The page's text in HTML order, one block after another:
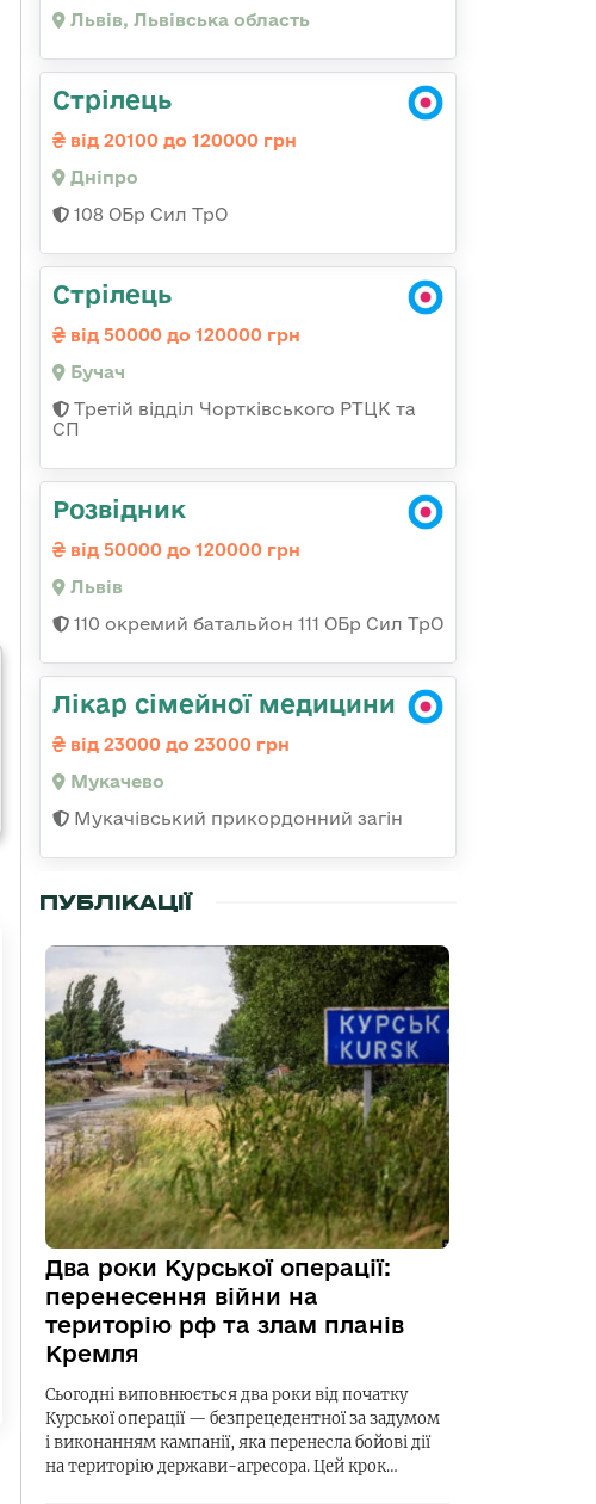
Львів, Львівська область
Стрілець
від 20100 до 120000 грн
Дніпро
108 ОБр Сил ТрО
Стрілець
від 50000 до 120000 грн
Бучач
Третій відділ Чортківського РТЦК та
СП
Розвідник
від 50000 до 120000 грн
Львів
110 окремий батальйон 111 ОБр Сил ТрО
Лікар сімейної медицини
від 23000 до 23000 грн
Мукачево
Мукачівський прикордонний загін
ПУБЛІКАЦІЇ
Два роки Курської операції:
перенесення війни на
територію рф та злам планів
Кремля
Сьогодні виповнюється два роки від початку
Курської операції — безпрецедентної за задумом
і виконанням кампанії, яка перенесла бойові дії
на територію держави-агресора. Цей крок…